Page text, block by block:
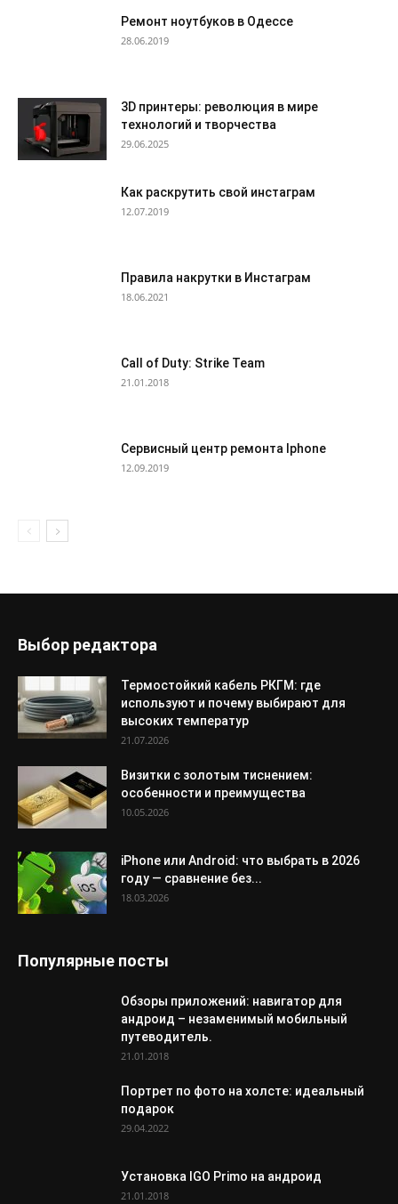
Ремонт ноутбуков в Одессе
28.06.2019
3D принтеры: революция в мире
технологий и творчества
29.06.2025
Как раскрутить свой инстаграм
12.07.2019
Правила накрутки в Инстаграм
18.06.2021
Call of Duty: Strike Team
21.01.2018
Сервисный центр ремонта Iphone
12.09.2019
Выбор редактора
Термостойкий кабель РКГМ: где
используют и почему выбирают для
высоких температур
21.07.2026
Визитки с золотым тиснением:
особенности и преимущества
10.05.2026
iPhone или Android: что выбрать в 2026
году — сравнение без...
18.03.2026
Популярные посты
Обзоры приложений: навигатор для
андроид – незаменимый мобильный
путеводитель.
21.01.2018
Портрет по фото на холсте: идеальный
подарок
29.04.2022
Установка IGO Primo на андроид
21.01.2018